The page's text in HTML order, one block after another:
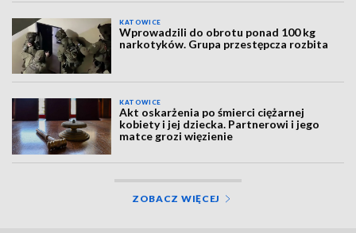
KATOWICE
Wprowadzili do obrotu ponad 100 kg
narkotyków. Grupa przestępcza rozbita
KATOWICE
Akt oskarżenia po śmierci ciężarnej
kobiety i jej dziecka. Partnerowi i jego
matce grozi więzienie
ZOBACZ WIĘCEJ